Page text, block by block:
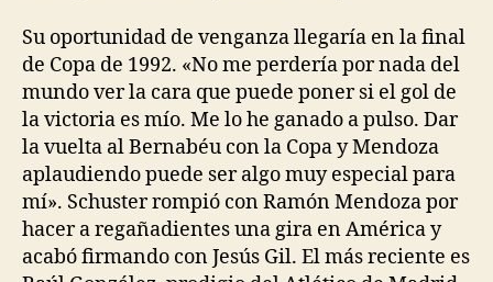
Su oportunidad de venganza llegaría en la final
de Copa de 1992. «No me perdería por nada del
mundo ver la cara que puede poner si el gol de
la victoria es mío. Me lo he ganado a pulso. Dar
la vuelta al Bernabéu con la Copa y Mendoza
aplaudiendo puede ser algo muy especial para
mí». Schuster rompió con Ramón Mendoza por
hacer a regañadientes una gira en América y
acabó firmando con Jesús Gil. El más reciente es